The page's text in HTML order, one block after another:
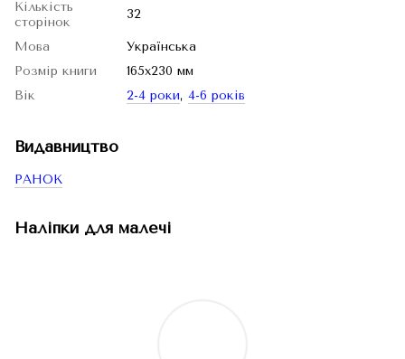
Кількість
сторінок
32
Мова
Українська
Розмір книги
165х230 мм
Вік
2-4 роки, 4-6 років
Видавництво
РАНОК
Наліпки для малечі